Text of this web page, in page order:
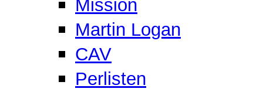
Mission
Martin Logan
CAV
Perlisten